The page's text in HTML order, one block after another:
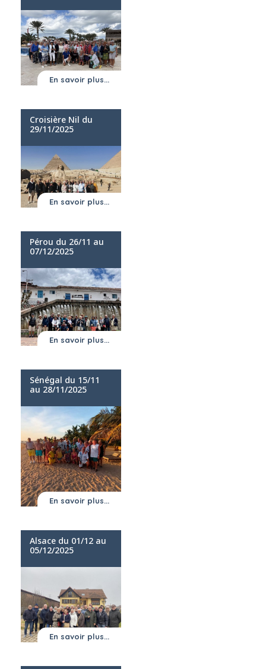
En savoir plus...
Croisière Nil du
29/11/2025
En savoir plus...
Pérou du 26/11 au
07/12/2025
En savoir plus...
Sénégal du 15/11
au 28/11/2025
En savoir plus...
Alsace du 01/12 au
05/12/2025
En savoir plus...